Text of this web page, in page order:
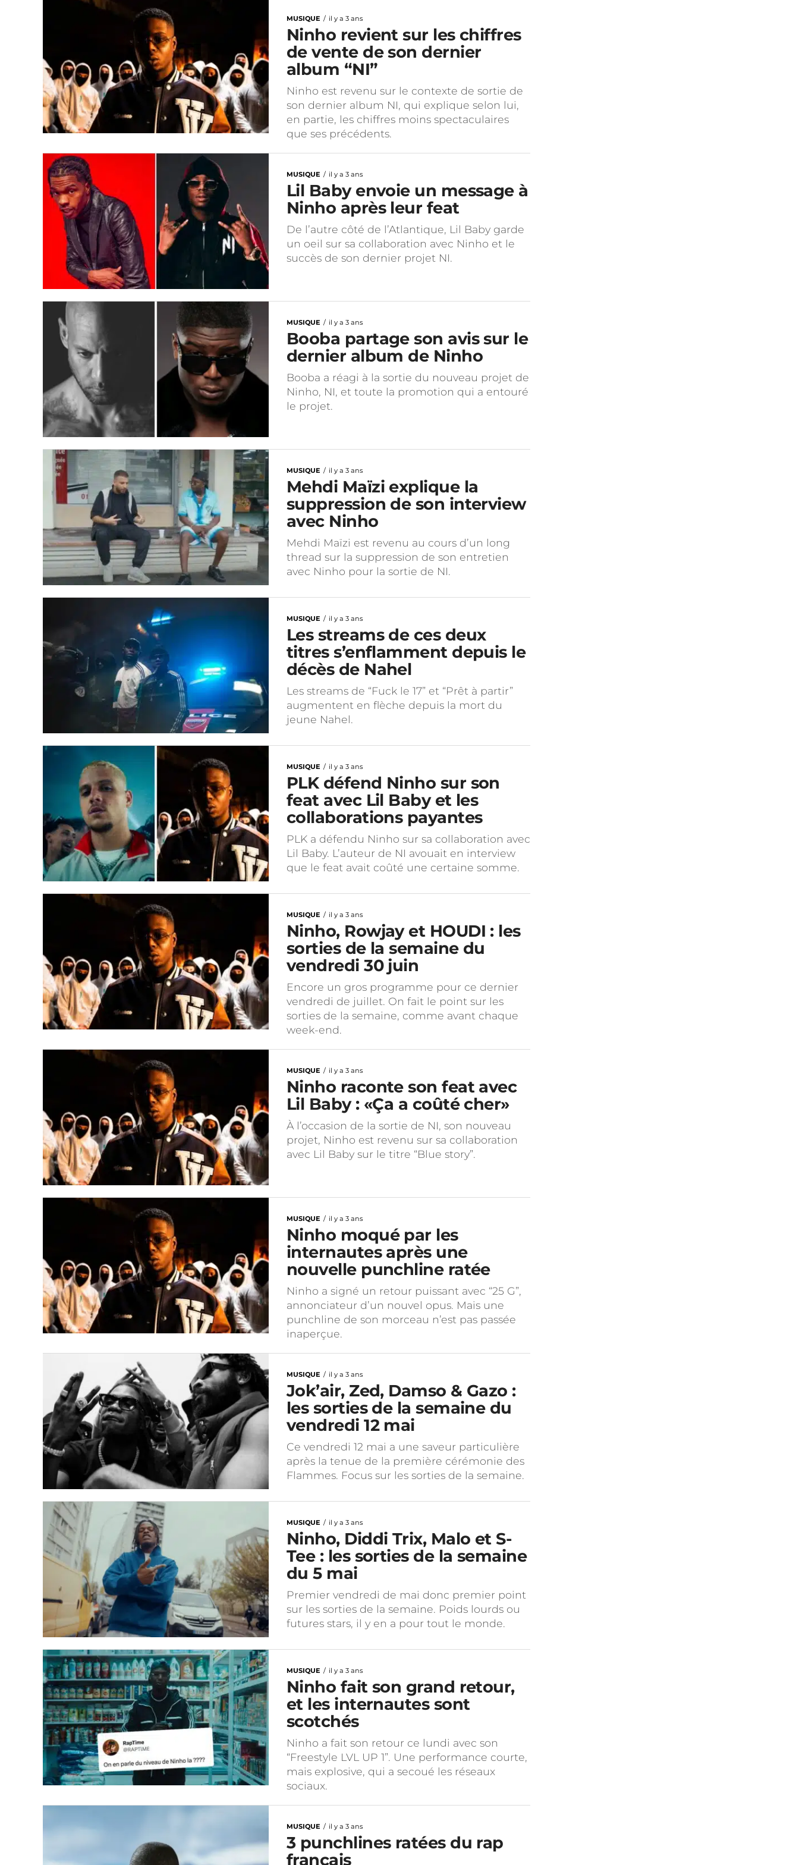
MUSIQUE il y a 3 ans
Ninho revient sur les chiffres
de vente de son dernier
album “NI”
Ninho est revenu sur le contexte de sortie de
son dernier album NI, qui explique selon lui,
en partie, les chiffres moins spectaculaires
que ses précédents.
MUSIQUE il y a 3 ans
Lil Baby envoie un message à
Ninho après leur feat
De l’autre côté de l’Atlantique, Lil Baby garde
un oeil sur sa collaboration avec Ninho et le
succès de son dernier projet NI.
MUSIQUE il y a 3 ans
Booba partage son avis sur le
dernier album de Ninho
Booba a réagi à la sortie du nouveau projet de
Ninho, NI, et toute la promotion qui a entouré
le projet.
MUSIQUE il y a 3 ans
Mehdi Maïzi explique la
suppression de son interview
avec Ninho
Mehdi Maïzi est revenu au cours d’un long
thread sur la suppression de son entretien
avec Ninho pour la sortie de NI.
MUSIQUE il y a 3 ans
Les streams de ces deux
titres s’enflamment depuis le
décès de Nahel
Les streams de “Fuck le 17” et “Prêt à partir”
augmentent en flèche depuis la mort du
jeune Nahel.
MUSIQUE il y a 3 ans
PLK défend Ninho sur son
feat avec Lil Baby et les
collaborations payantes
PLK a défendu Ninho sur sa collaboration avec
Lil Baby. L’auteur de NI avouait en interview
que le feat avait coûté une certaine somme.
MUSIQUE il y a 3 ans
Ninho, Rowjay et HOUDI : les
sorties de la semaine du
vendredi 30 juin
Encore un gros programme pour ce dernier
vendredi de juillet. On fait le point sur les
sorties de la semaine, comme avant chaque
week-end.
MUSIQUE il y a 3 ans
Ninho raconte son feat avec
Lil Baby : «Ça a coûté cher»
À l’occasion de la sortie de NI, son nouveau
projet, Ninho est revenu sur sa collaboration
avec Lil Baby sur le titre “Blue story”.
MUSIQUE il y a 3 ans
Ninho moqué par les
internautes après une
nouvelle punchline ratée
Ninho a signé un retour puissant avec “25 G”,
annonciateur d’un nouvel opus. Mais une
punchline de son morceau n’est pas passée
inaperçue.
MUSIQUE il y a 3 ans
Jok’air, Zed, Damso & Gazo :
les sorties de la semaine du
vendredi 12 mai
Ce vendredi 12 mai a une saveur particulière
après la tenue de la première cérémonie des
Flammes. Focus sur les sorties de la semaine.
MUSIQUE il y a 3 ans
Ninho, Diddi Trix, Malo et S-
Tee : les sorties de la semaine
du 5 mai
Premier vendredi de mai donc premier point
sur les sorties de la semaine. Poids lourds ou
futures stars, il y en a pour tout le monde.
MUSIQUE il y a 3 ans
Ninho fait son grand retour,
et les internautes sont
scotchés
Ninho a fait son retour ce lundi avec son
“Freestyle LVL UP 1”. Une performance courte,
mais explosive, qui a secoué les réseaux
sociaux.
MUSIQUE il y a 3 ans
3 punchlines ratées du rap
français